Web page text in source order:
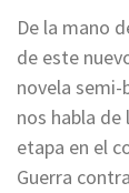
De la mano
de este
novela semi-
nos habla
etapa en el
Guerra